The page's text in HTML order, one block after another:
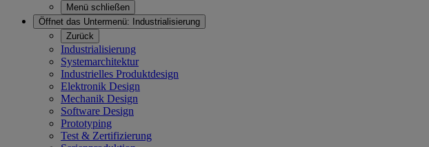
Menü schließen
Öffnet das Untermenü:
Industrialisierung
Zurück
Industrialisierung
Systemarchitektur
Industrielles Produktdesign
Elektronik Design
Mechanik Design
Software Design
Prototyping
Test & Zertifizierung